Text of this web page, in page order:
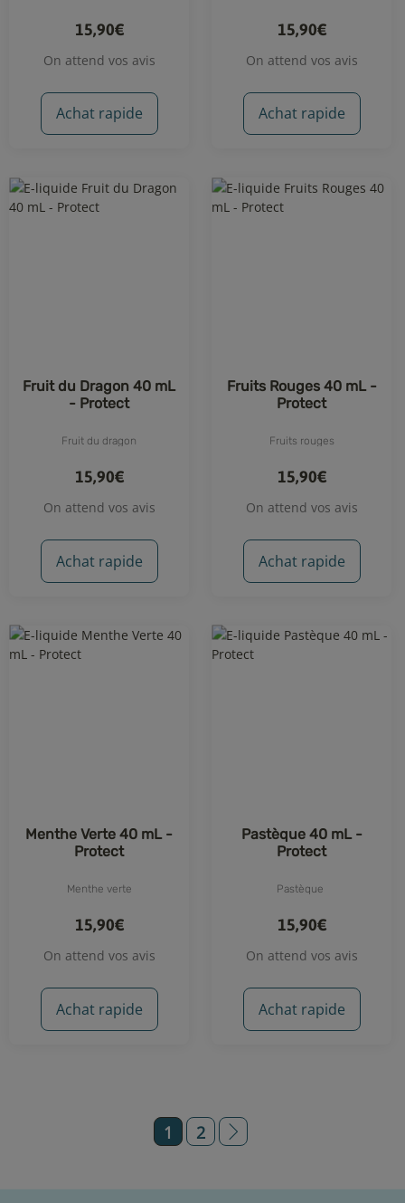
15,90€
On attend vos avis
Achat rapide
15,90€
On attend vos avis
Achat rapide
Fruit du Dragon 40 mL
- Protect
Fruit du dragon
15,90€
On attend vos avis
Achat rapide
Fruits Rouges 40 mL -
Protect
Fruits rouges
15,90€
On attend vos avis
Achat rapide
Menthe Verte 40 mL -
Protect
Menthe verte
15,90€
On attend vos avis
Achat rapide
Pastèque 40 mL -
Protect
Pastèque
15,90€
On attend vos avis
Achat rapide
1 2